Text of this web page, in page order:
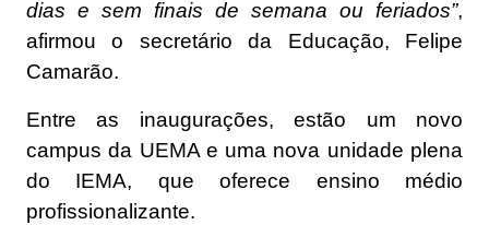
dias e sem finais de semana ou feriados”,
afirmou o secretário da Educação, Felipe
Camarão.
Entre as inaugurações, estão um novo
campus da UEMA e uma nova unidade plena
do IEMA, que oferece ensino médio
profissionalizante.